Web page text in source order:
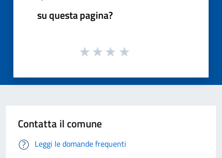
su questa pagina?
Contatta il comune
Leggi le domande frequenti